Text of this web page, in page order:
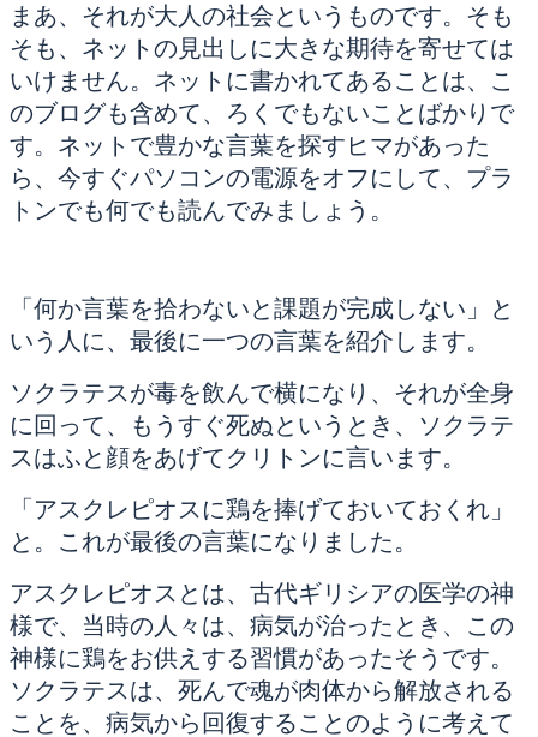
まあ、それが大人の社会というものです。そも
そも、ネットの見出しに大きな期待を寄せては
いけません。ネットに書かれてあることは、こ
のブログも含めて、ろくでもないことばかりで
す。ネットで豊かな言葉を探すヒマがあった
ら、今すぐパソコンの電源をオフにして、プラ
トンでも何でも読んでみましょう。
「何か言葉を拾わないと課題が完成しない」と
いう人に、最後に一つの言葉を紹介します。
ソクラテスが毒を飲んで横になり、それが全身
に回って、もうすぐ死ぬというとき、ソクラテ
スはふと顔をあげてクリトンに言います。
「アスクレピオスに鶏を捧げておいておくれ」
と。これが最後の言葉になりました。
アスクレピオスとは、古代ギリシアの医学の神
様で、当時の人々は、病気が治ったとき、この
神様に鶏をお供えする習慣があったそうです。
ソクラテスは、死んで魂が肉体から解放される
ことを、病気から回復することのように考えて